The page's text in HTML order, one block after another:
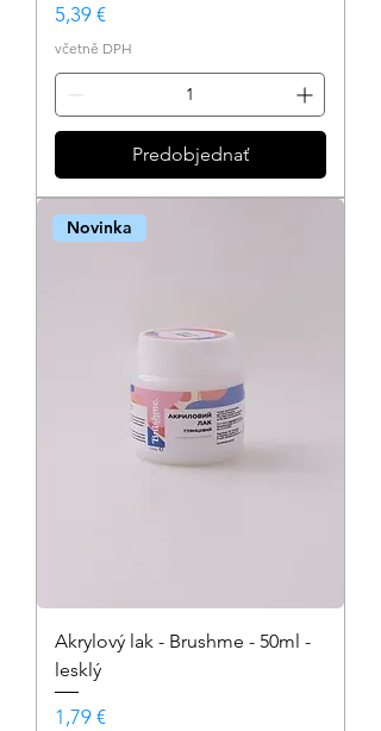
Cena
5,39 €
včetně DPH
Predobjednať
Novinka
Akrylový lak - Brushme - 50ml -
lesklý
Cena
1,79 €